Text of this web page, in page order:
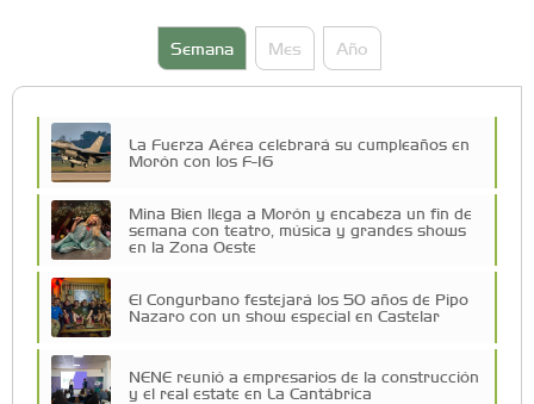
Semana Mes Año
La Fuerza Aérea celebrará su cumpleaños en
Morón con los F-16
Mina Bien llega a Morón y encabeza un fin de
semana con teatro, música y grandes shows
en la Zona Oeste
El Congurbano festejará los 50 años de Pipo
Nazaro con un show especial en Castelar
NENE reunió a empresarios de la construcción
y el real estate en La Cantábrica